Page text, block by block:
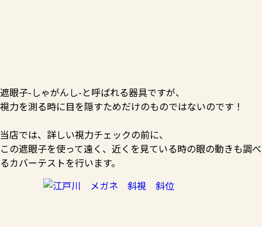
遮眼子-しゃがんし-と呼ばれる器具ですが、
視力を測る時に目を隠すためだけのものではないのです！
当店では、詳しい視力チェックの前に、
この遮眼子を使って遠く、近くを見ている時の眼の動きも調べ
るカバーテストを行います。